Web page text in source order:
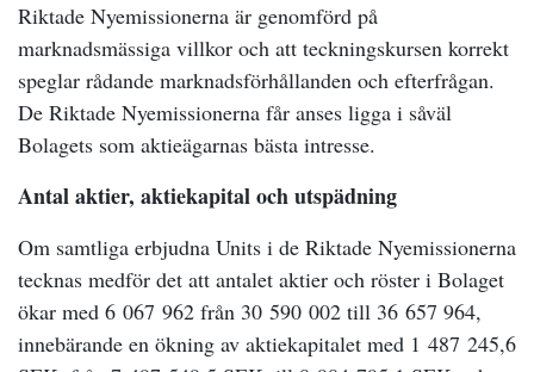
Riktade Nyemissionerna är genomförd på
marknadsmässiga villkor och att teckningskursen korrekt
speglar rådande marknadsförhållanden och efterfrågan.
De Riktade Nyemissionerna får anses ligga i såväl
Bolagets som aktieägarnas bästa intresse.
Antal aktier, aktiekapital och utspädning
Om samtliga erbjudna Units i de Riktade Nyemissionerna
tecknas medför det att antalet aktier och röster i Bolaget
ökar med 6 067 962 från 30 590 002 till 36 657 964,
innebärande en ökning av aktiekapitalet med 1 487 245,6